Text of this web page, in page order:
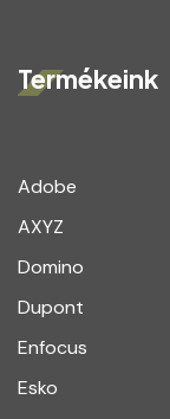
Termékeink
Adobe
AXYZ
Domino
Dupont
Enfocus
Esko